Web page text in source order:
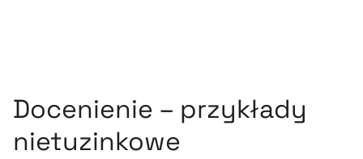
Docenienie – przykłady
nietuzinkowe